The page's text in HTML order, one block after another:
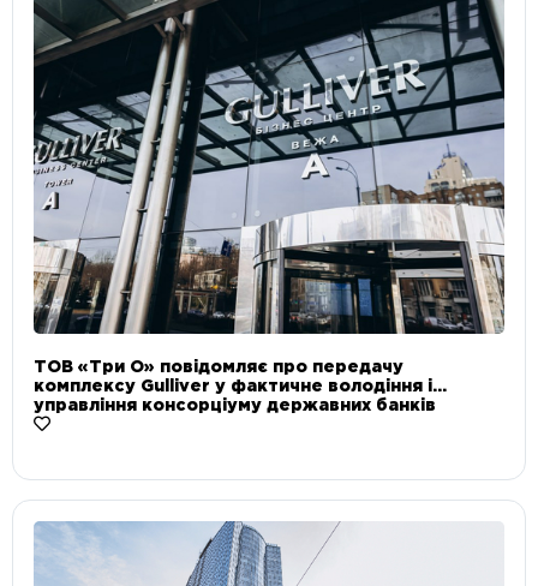
ТОВ «Три О» повідомляє про передачу
комплексу Gulliver у фактичне володіння і
управління консорціуму державних банків